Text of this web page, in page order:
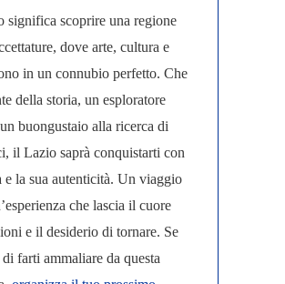
significa scoprire una regione
dove arte, cultura e
in un connubio perfetto. Che
della storia, un esploratore
buongustaio alla ricerca di
il Lazio saprà conquistarti con
e la sua autenticità. Un viaggio
che lascia il cuore
e il desiderio di tornare. Se
farti ammaliare da questa